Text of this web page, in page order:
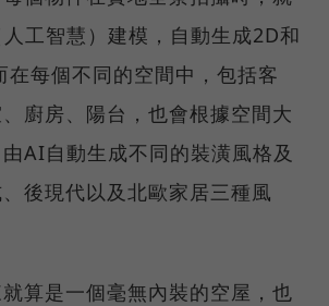
工智慧）建模，自動生成2D和
在每個不同的空間中，包括客
廚房、陽台，也會根據空間大
AI自動生成不同的裝潢風格及
後現代以及北歐家居三種風
算是一個毫無內裝的空屋，也